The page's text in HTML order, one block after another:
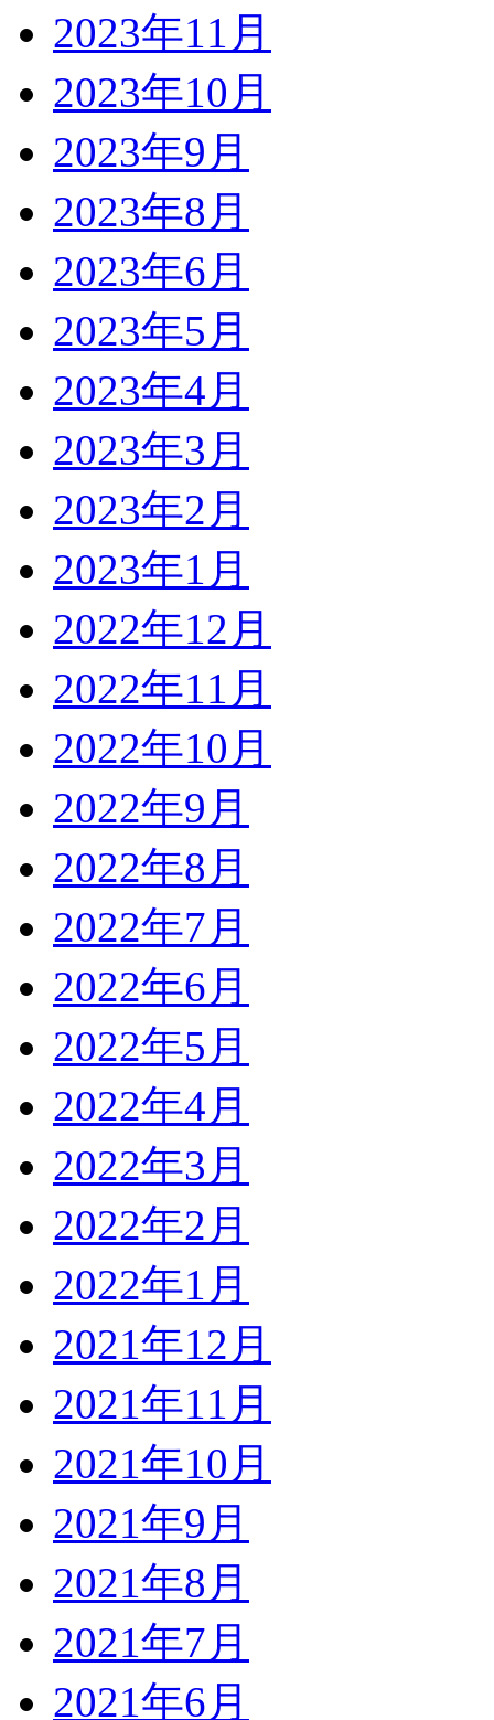
2023年11月
2023年10月
2023年9月
2023年8月
2023年6月
2023年5月
2023年4月
2023年3月
2023年2月
2023年1月
2022年12月
2022年11月
2022年10月
2022年9月
2022年8月
2022年7月
2022年6月
2022年5月
2022年4月
2022年3月
2022年2月
2022年1月
2021年12月
2021年11月
2021年10月
2021年9月
2021年8月
2021年7月
2021年6月